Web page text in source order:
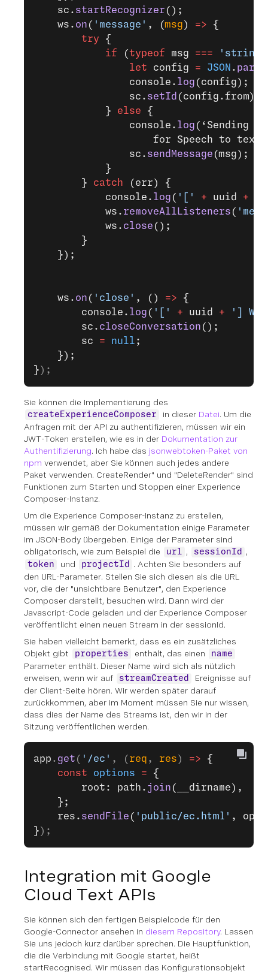
    sc.
startRecognizer ();
    ws.
on ( 'message' , (msg ) => {
        try
{
            if
(typeof msg === 'string'
                let
config = JSON . parse
                console.
log (config);
                sc.
setId (config.from);
            }
else {
                console.
log (‘Sending
for Speech to text
                sc.
sendMessage (msg);
            }
        }
catch (err) {
            console.
log ( '[' + uuid +
            ws.
removeAllListeners (
            ws.
close ();
        }
    });
    ws.
on ( 'close' , () => {
        console.
log ( '[' + uuid + ']
        sc.
closeConversation ();
        sc
= null ;
    });
} );
Sie können die Implementierung des
createExperienceComposer in dieser Datei. Um die
Anfragen mit der API zu authentifizieren, müssen wir ein
JWT-Token erstellen, wie es in der Dokumentation zur
Authentifizierung. Ich habe das jsonwebtoken-Paket von
npm verwendet, aber Sie können auch jedes andere
Paket verwenden. CreateRender" und "DeleteRender" sind
Funktionen zum Starten und Stoppen einer Experience
Composer-Instanz.
Um die Experience Composer-Instanz zu erstellen,
müssen wir gemäß der Dokumentation einige Parameter
im JSON-Body übergeben. Einige der Parameter sind
obligatorisch, wie zum Beispiel die
url , sessionId ,
token und projectId
. Achten Sie besonders auf
den URL-Parameter. Stellen Sie sich diesen als die URL
vor, die der "unsichtbare Benutzer", den Experience
Composer darstellt, besuchen wird. Dann wird der
Javascript-Code geladen und der Experience Composer
veröffentlicht einen neuen Stream in der sessionId.
Sie haben vielleicht bemerkt, dass es ein zusätzliches
Objekt gibt
properties enthält, das einen name
Parameter enthält. Dieser Name wird sich als nützlich
erweisen, wenn wir auf
streamCreated
Ereignisse auf
der Client-Seite hören. Wir werden später darauf
zurückkommen, aber im Moment müssen Sie nur wissen,
dass dies der Name des Streams ist, den wir in der
Sitzung veröffentlichen werden.
app . get ( '/ec' , ( req , res ) => {
    const
options = {
        root: path.
join (__dirname),
    };
    res.
sendFile ( 'public/ec.html' ,
} );
Integration mit Google
Cloud Text APIs
Sie können sich den fertigen Beispielcode für den
Google-Connector ansehen in diesem Repository. Lassen
Sie uns jedoch kurz darüber sprechen. Die Hauptfunktion,
die die Verbindung mit Google startet, heißt
startRecognised. Wir müssen das Konfigurationsobjekt